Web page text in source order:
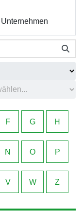
Unternehmen
F G H
N O P
V W Z